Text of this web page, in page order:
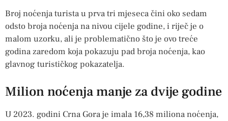
Broj noćenja turista u prva tri mjeseca čini oko sedam
odsto broja noćenja na nivou cijele godine, i riječ je o
malom uzorku, ali je problematično što je ovo treće
godina zaredom koja pokazuju pad broja noćenja, kao
glavnog turističkog pokazatelja.
Milion noćenja manje za dvije godine
U 2023. godini Crna Gora je imala 16,38 miliona noćenja,